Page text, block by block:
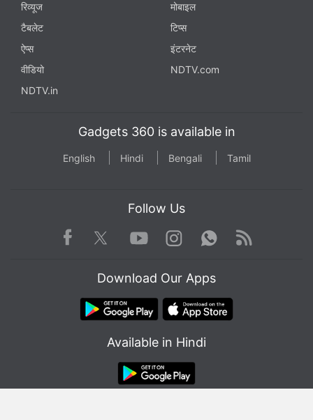
रिव्यूज
मोबाइल
टैबलेट
टिप्स
ऐप्स
इंटरनेट
वीडियो
NDTV.com
NDTV.in
Gadgets 360 is available in
English Hindi Bengali Tamil
Follow Us
Facebook TwitterYoutube
Instagram WhatsApp
Rss
Download Our Apps
Available in Hindi